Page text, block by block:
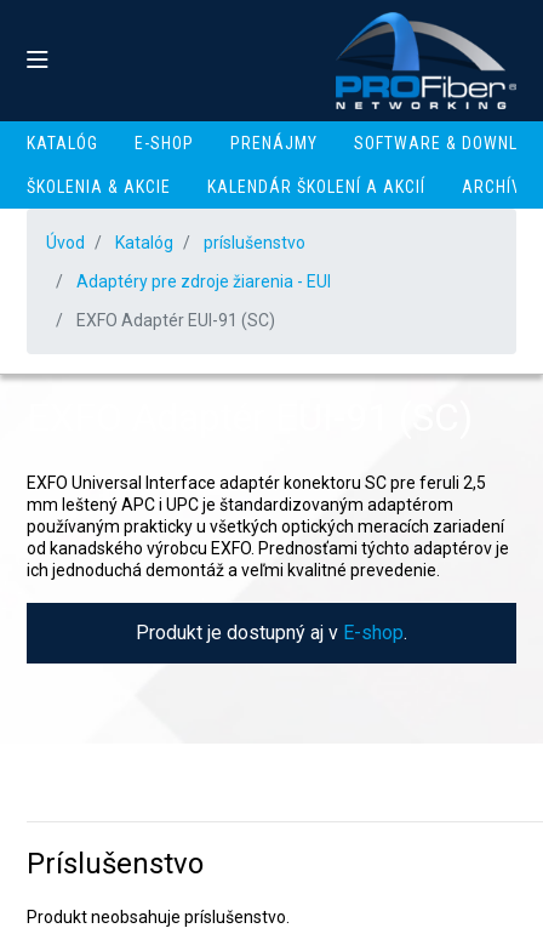
KATALÓG E-SHOP PRENÁJMY SOFTWARE &
ŠKOLENIA & AKCIE KALENDÁR ŠKOLENÍ A AKCIÍ ARCHÍV
Úvod Katalóg
príslušenstvo
Adaptéry pre zdroje žiarenia - EUI
EXFO Adaptér EUI-91 (SC)
EXFO Universal Interface adaptér konektoru SC pre feruli 2,5
mm leštený APC i UPC je štandardizovaným adaptérom
používaným prakticky u všetkých optických meracích zariadení
od kanadského výrobcu EXFO. Prednosťami týchto adaptérov je
ich jednoduchá demontáž a veľmi kvalitné prevedenie.
Produkt je dostupný aj v E-shop.
Príslušenstvo
Produkt neobsahuje príslušenstvo.